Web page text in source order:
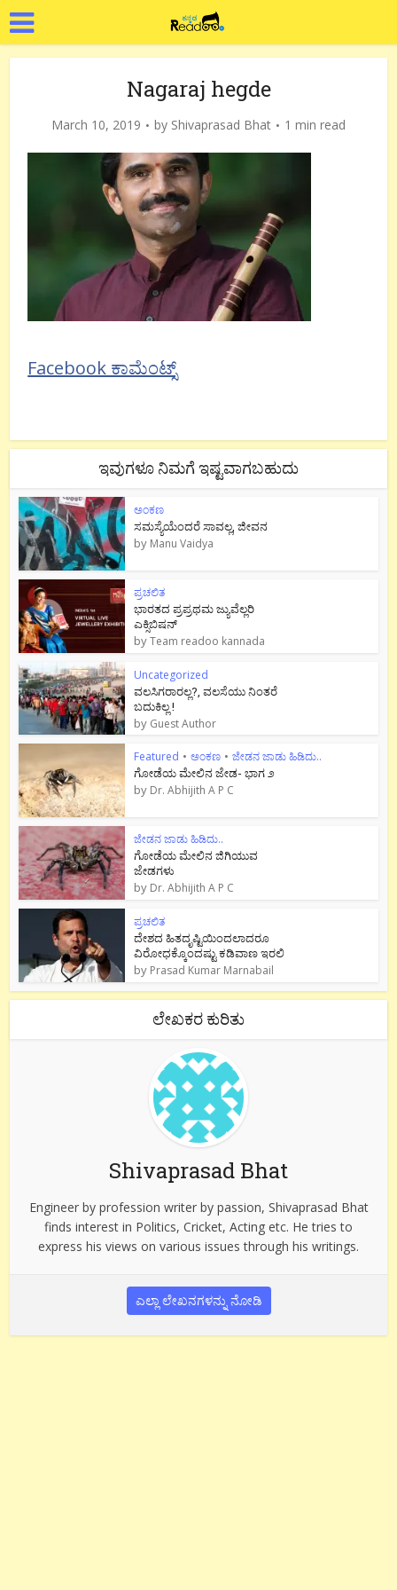
Nagaraj hegde
March 10, 2019 by Shivaprasad Bhat 1 min read
Facebook ಕಾಮೆಂಟ್ಸ್
ಇವುಗಳೂ ನಿಮಗೆ ಇಷ್ಟವಾಗಬಹುದು
ಅಂಕಣ
ಸಮಸ್ಯೆಯೆಂದರೆ ಸಾವಲ್ಲ, ಜೀವನ
by Manu Vaidya
ಪ್ರಚಲಿತ
ಭಾರತದ ಪ್ರಪ್ರಥಮ ಜ್ಯುವೆಲ್ಲರಿ
ಎಕ್ಸಿಬಿಷನ್
byTeam readoo kannada
Uncategorized
ವಲಸಿಗರಾರಲ್ಲ?, ವಲಸೆಯು ನಿಂತರೆ
ಬದುಕಿಲ್ಲ !
by Guest Author
Featured • ಅಂಕಣ • ಜೇಡನ ಜಾಡು ಹಿಡಿದು..
ಗೋಡೆಯ ಮೇಲಿನ ಜೇಡ- ಭಾಗ ೨
by Dr. Abhijith A P C
ಜೇಡನ ಜಾಡು ಹಿಡಿದು..
ಗೋಡೆಯ ಮೇಲಿನ ಜಿಗಿಯುವ
ಜೇಡಗಳು
by Dr. Abhijith A P C
ಪ್ರಚಲಿತ
ದೇಶದ ಹಿತದೃಷ್ಟಿಯಿಂದಲಾದರೂ
ವಿರೋಧಕ್ಕೊಂದಷ್ಟು ಕಡಿವಾಣ ಇರಲಿ
by Prasad Kumar Marnabail
ಲೇಖಕರ ಕುರಿತು
Shivaprasad Bhat
Engineer by profession writer by passion, Shivaprasad Bhat
finds interest in Politics, Cricket, Acting etc. He tries to
express his views on various issues through his writings.
ಎಲ್ಲಾ ಲೇಖನಗಳನ್ನು ನೋಡಿ